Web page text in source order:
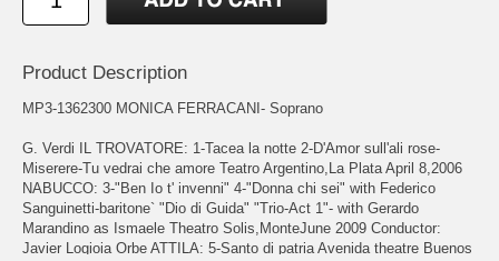
Product Description
MP3-1362300 MONICA FERRACANI- Soprano
G. Verdi IL TROVATORE: 1-Tacea la notte 2-D'Amor sull'ali rose-
Miserere-Tu vedrai che amore Teatro Argentino,La Plata April 8,2006
NABUCCO: 3-"Ben Io t' invenni" 4-"Donna chi sei" with Federico
Sanguinetti-baritone` "Dio di Guida" "Trio-Act 1"- with Gerardo
Marandino as Ismaele Theatro Solis,MonteJune 2009 Conductor:
Javier Logioia Orbe ATTILA: 5-Santo di patria Avenida theatre Buenos